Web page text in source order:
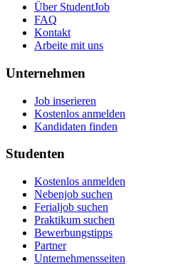
Über StudentJob
FAQ
Kontakt
Arbeite mit uns
Unternehmen
Job inserieren
Kostenlos anmelden
Kandidaten finden
Studenten
Kostenlos anmelden
Nebenjob suchen
Ferialjob suchen
Praktikum suchen
Bewerbungstipps
Partner
Unternehmensseiten